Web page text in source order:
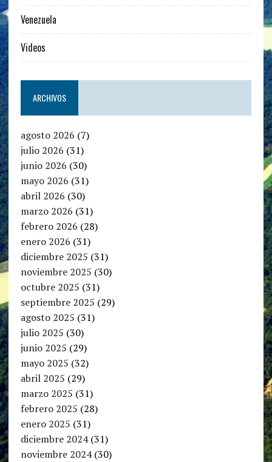
Venezuela
Videos
ARCHIVOS
agosto 2026 (7)
julio 2026 (31)
junio 2026 (30)
mayo 2026 (31)
abril 2026 (30)
marzo 2026 (31)
febrero 2026 (28)
enero 2026 (31)
diciembre 2025 (31)
noviembre 2025 (30)
octubre 2025 (31)
septiembre 2025 (29)
agosto 2025 (31)
julio 2025 (30)
junio 2025 (29)
mayo 2025 (32)
abril 2025 (29)
marzo 2025 (31)
febrero 2025 (28)
enero 2025 (31)
diciembre 2024(31)
noviembre 2024(30)